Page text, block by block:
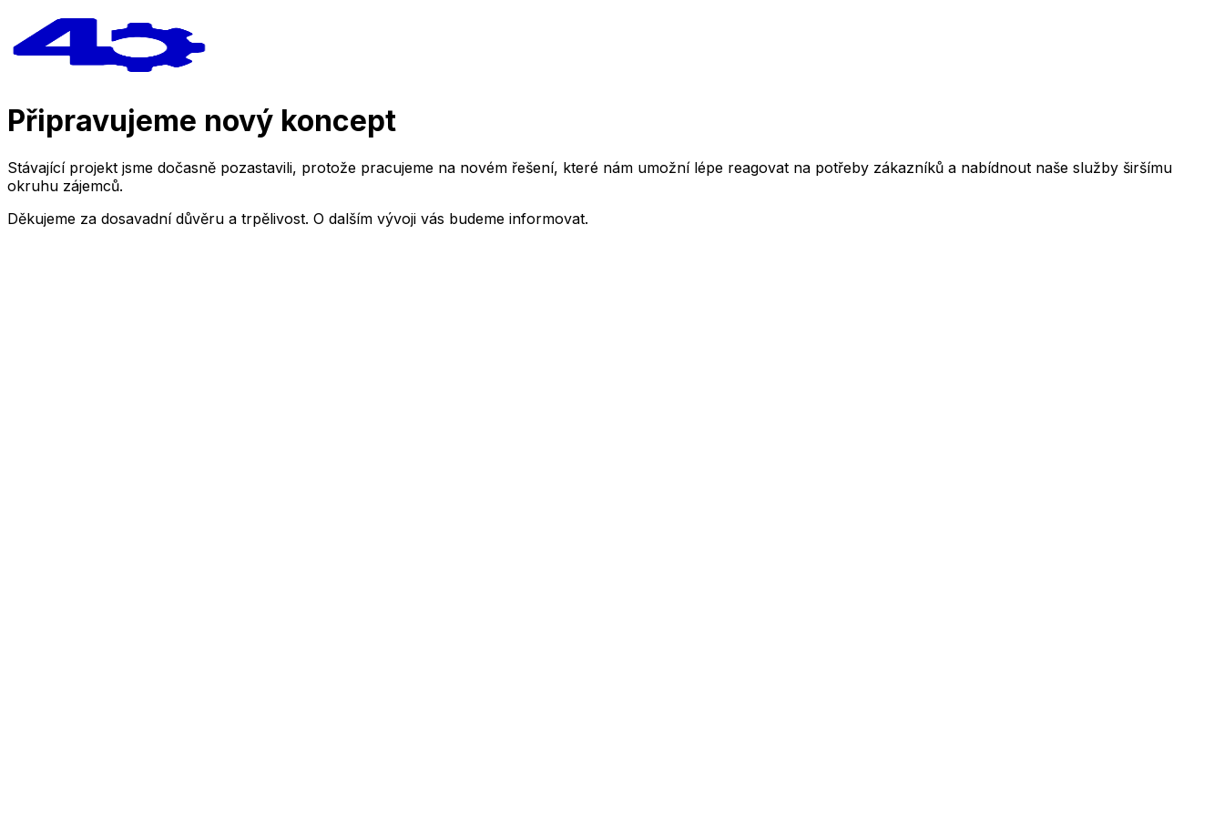
Připravujeme nový koncept
Stávající projekt jsme dočasně pozastavili, protože pracujeme na novém řešení, které nám umožní lépe reagovat na potřeby zákazníků a nabídnout naše služby širšímu
okruhu zájemců.
Děkujeme za dosavadní důvěru a trpělivost. O dalším vývoji vás budeme informovat.